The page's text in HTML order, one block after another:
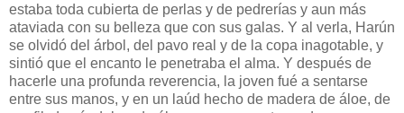
estaba toda cubierta de perlas y de pedrerías y aun más
ataviada con su belleza que con sus galas. Y al verla, Harún
se olvidó del árbol, del pavo real y de la copa inagotable, y
sintió que el encanto le penetraba el alma. Y después de
hacerle una profunda reverencia, la joven fué a sentarse
entre sus manos, y en un laúd hecho de madera de áloe, de